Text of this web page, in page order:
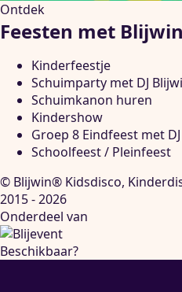
Ontdek
Feesten met
Kinderfeestje
Schuimparty met DJ
Schuimkanon huren
Kindershow
Groep 8 Eindfeest met
Schoolfeest / Pleinfeest
© Blijwin® Kidsdisco,
2015 - 2026
Onderdeel van
Beschikbaar?